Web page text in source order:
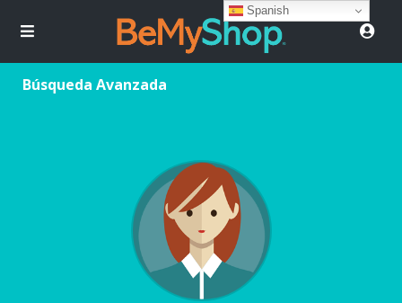
Búsqueda Avanzada
Spanish